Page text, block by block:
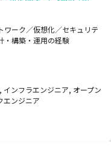
ワーク／仮想化／セキュリテ
・構築・運用の経験
ンフラエンジニア, オープン
エンジニア